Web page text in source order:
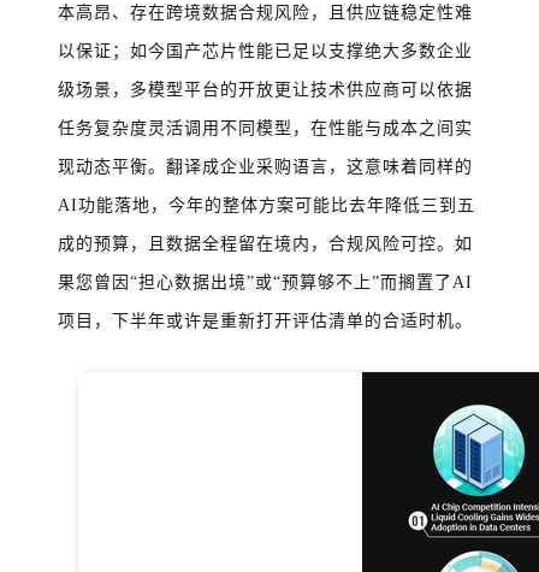
本高昂、存在跨境数据合规风险，且供应链稳定性难
以保证；如今国产芯片性能已足以支撑绝大多数企业
级场景，多模型平台的开放更让技术供应商可以依据
任务复杂度灵活调用不同模型，在性能与成本之间实
现动态平衡。翻译成企业采购语言，这意味着同样的
AI功能落地，今年的整体方案可能比去年降低三到五
成的预算，且数据全程留在境内，合规风险可控。如
果您曾因“担心数据出境”或“预算够不上”而搁置了AI
项目，下半年或许是重新打开评估清单的合适时机。